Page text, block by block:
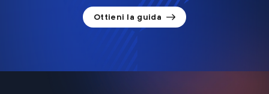
Ottieni la guida